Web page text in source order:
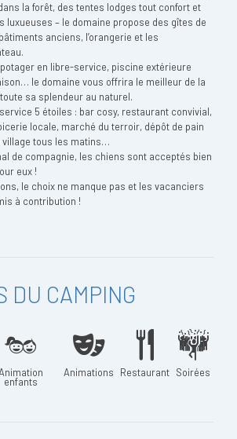
la forêt, des tentes lodges tout confort et
luxueuses – le domaine propose des gîtes de
anciens, l’orangerie et les
en libre-service, piscine extérieure
le domaine vous offrira le meilleur de la
sa splendeur au naturel.
5 étoiles : bar cosy, restaurant convivial,
locale, marché du terroir, dépôt de pain
village tous les matins…
de compagnie, les chiens sont acceptés bien
eux !
le choix ne manque pas et les vacanciers
à contribution !
DU CAMPING
enfants
Animations Restaurant Soirées